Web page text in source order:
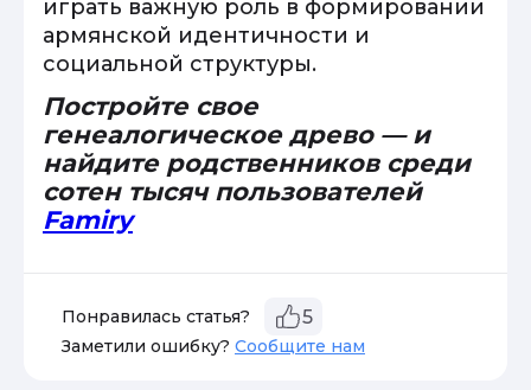
играть важную роль в формировании
армянской идентичности и
социальной структуры.
Постройте свое
генеалогическое древо — и
найдите родственников среди
сотен тысяч пользователей
Famiry
Понравилась статья? 5
Заметили ошибку? Сообщите нам